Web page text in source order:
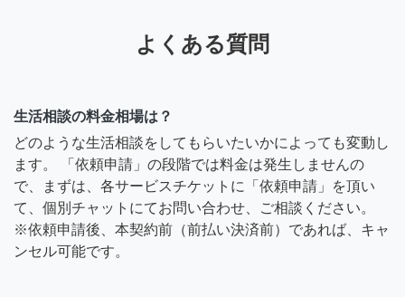
よくある質問
生活相談の料金相場は？
どのような生活相談をしてもらいたいかによっても変動し
ます。 「依頼申請」の段階では料金は発生しませんの
で、まずは、各サービスチケットに「依頼申請」を頂い
て、個別チャットにてお問い合わせ、ご相談ください。
※依頼申請後、本契約前（前払い決済前）であれば、キャ
ンセル可能です。